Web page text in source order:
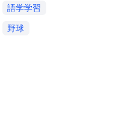
語学学習
野球